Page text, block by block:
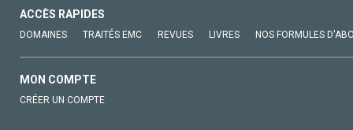
ACCÈS RAPIDES
DOMAINES TRAITÉS EMC REVUES LIVRES NOS FORMULES
MON COMPTE
CRÉER UN COMPTE